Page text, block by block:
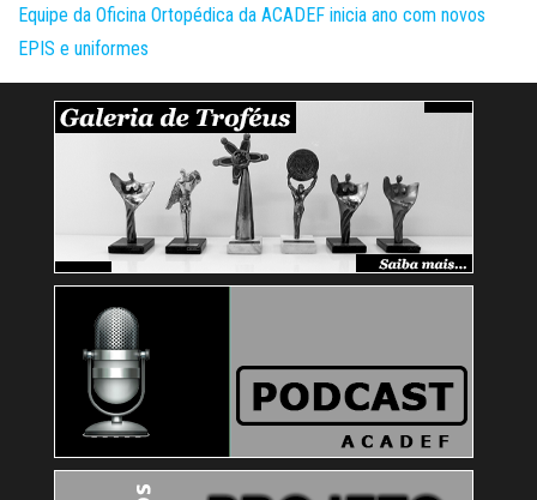
Equipe da Oficina Ortopédica da ACADEF inicia ano com novos
EPIS e uniformes